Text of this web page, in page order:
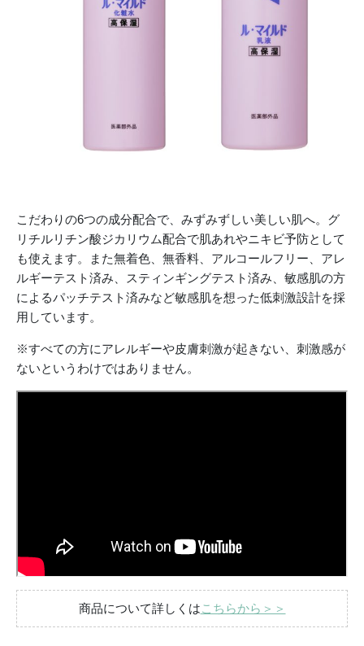
こだわりの6つの成分配合で、みずみずしい美しい肌へ。グ
リチルリチン酸ジカリウム配合で肌あれやニキビ予防として
も使えます。また無着色、無香料、アルコールフリー、アレ
ルギーテスト済み、スティンギングテスト済み、敏感肌の方
によるパッチテスト済みなど敏感肌を想った低刺激設計を採
用しています。
※すべての方にアレルギーや皮膚刺激が起きない、刺激感が
ないというわけではありません。
商品について詳しくはこちらから＞＞